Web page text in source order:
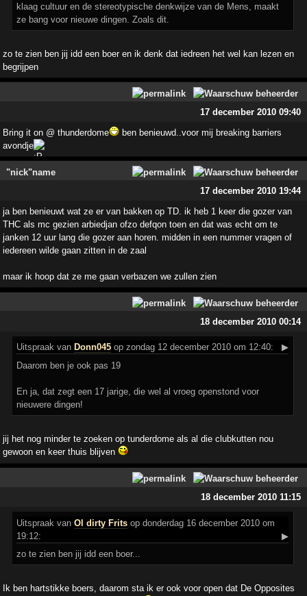
klaag cultuur en de stereotypische denkwijze van de Mens, maakt
ze bang voor nieuwe dingen. Zoals dit.
zo te zien ben jij idd een boer en ik denk dat iedreen het wel kan lezen en
begrijpen
17 december 2010 09:40
Bring it on @ thunderdome
ben benieuwd..voor mij breaking barriers
avondje
"nick"name
17 december 2010 19:44
ja ben benieuwt wat ze er van bakken op TD. ik heb 1 keer die gozer van
THC als mc gezien arbiedjan ofzo defqon toen en dat was echt om te
janken 12 uur lang die gozer aan horen. midden in een nummer vragen of
iedereen wilde gaan zitten in de zaal
maar ik hoop dat ze me gaan verbazen we zullen zien
18 december 2010 00:14
Uitspraak van Donn045 op zondag 12 december 2010 om 12:40:
▶
Daarom ben je ook pas 19
En ja, dat zegt een 17 jarige, die wel al vroeg openstond voor
nieuwere dingen!
jij het nog minder te zoeken op tunderdome als al die clubkutten nou
gewoon en keer thuis blijven
18 december 2010 11:15
Uitspraak vanOl dirty Frits op donderdag 16 december 2010 om
19:12:
▶
zo te zien ben jij idd een boer...
Ik ben hartstikke boers, daarom sta ik er ook voor open dat De Opposites